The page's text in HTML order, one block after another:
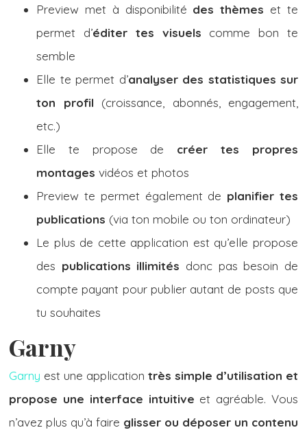
Preview met à disponibilité des thèmes et te
permet d’éditer tes visuels comme bon te
semble
Elle te permet d’analyser des statistiques sur
ton profil (croissance, abonnés, engagement,
etc.)
Elle te propose de créer tes propres
montages vidéos et photos
Preview te permet également de planifier tes
publications (via ton mobile ou ton ordinateur)
Le plus de cette application est qu’elle propose
des publications illimités donc pas besoin de
compte payant pour publier autant de posts que
tu souhaites
Garny
Garny est une application très simple d’utilisation et
propose une interface intuitive et agréable. Vous
n’avez plus qu’à faire glisser ou déposer un contenu